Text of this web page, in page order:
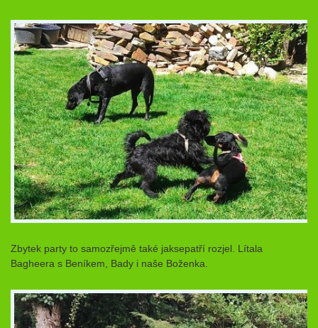
Zbytek party to samozřejmě také jaksepatří rozjel. Lítala
Bagheera s Beníkem, Bady i naše Boženka.